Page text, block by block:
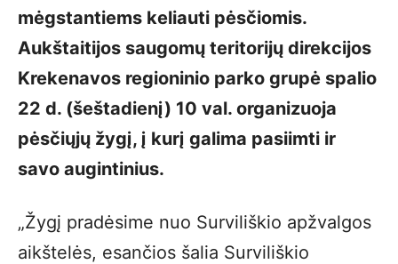
mėgstantiems keliauti pėsčiomis.
Aukštaitijos saugomų teritorijų direkcijos
Krekenavos regioninio parko grupė spalio
22 d. (šeštadienį) 10 val. organizuoja
pėsčiųjų žygį, į kurį galima pasiimti ir
savo augintinius.
„Žygį pradėsime nuo Surviliškio apžvalgos
aikštelės, esančios šalia Surviliškio